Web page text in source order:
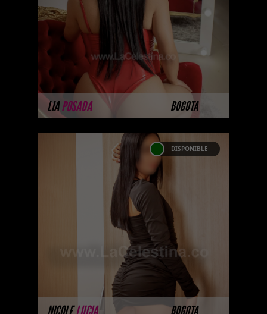
LIAPOSADA BOGOTA
apasionada por el arte de la
buena compañía y los momentos
memorables. Me considero una
persona creativ ...
MÁS INFORMACIÓN
NICOLELUCIA BOGOTA
DISPONIBLE
NICOLE LUCIA PAREDES
Las mejores prepagos escorts,
call girls, putas, putas y
acompañantes universitarias vip
en Colombia. La mejor agencia
MÁS INFORMACIÓN